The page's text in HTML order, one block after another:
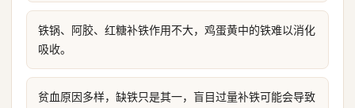
铁锅、阿胶、红糖补铁作用不大，鸡蛋黄中的铁难以消化
吸收。
贫血原因多样，缺铁只是其一，盲目过量补铁可能会导致